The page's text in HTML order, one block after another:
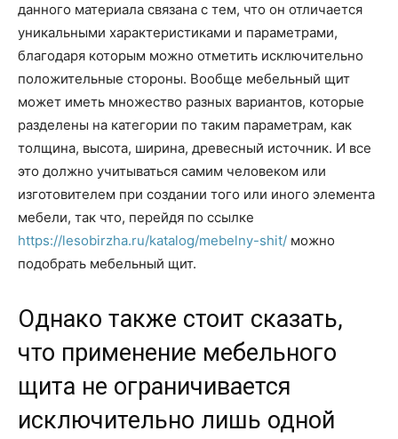
данного материала связана с тем, что он отличается
уникальными характеристиками и параметрами,
благодаря которым можно отметить исключительно
положительные стороны. Вообще мебельный щит
может иметь множество разных вариантов, которые
разделены на категории по таким параметрам, как
толщина, высота, ширина, древесный источник. И все
это должно учитываться самим человеком или
изготовителем при создании того или иного элемента
мебели, так что, перейдя по ссылке
https://lesobirzha.ru/katalog/mebelny-shit/ можно
подобрать мебельный щит.
Однако также стоит сказать,
что применение мебельного
щита не ограничивается
исключительно лишь одной